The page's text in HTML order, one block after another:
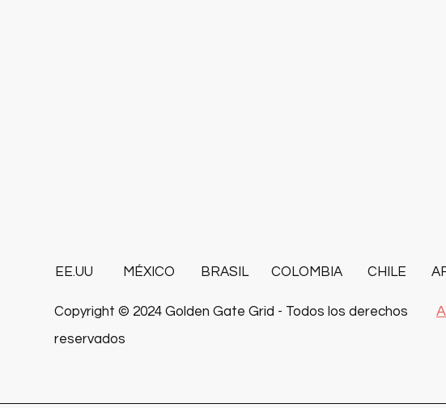
EE.UU MÉXICO BRASIL COLOMBIA CHILE
Copyright © 2024 Golden Gate Grid - Todos los derechos
reservados